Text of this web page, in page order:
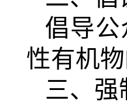
倡导
性有机
三、强